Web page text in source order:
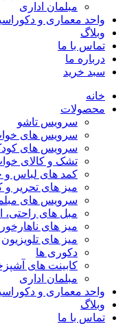
مبلمان اداری
واحد معماری و
وبلاگ
تماس با ما
درباره ما
سبد خرید
خانه
محصولات
سرویس تاشو
سرویس های
سرویس های
تشک و کالای
کمد های لباس
میز های تحریر و
سرویس های
مبل های
میز های
میز های تلویزیون
دکوری ها
کابینت های
مبلمان اداری
واحد معماری و
وبلاگ
تماس با ما